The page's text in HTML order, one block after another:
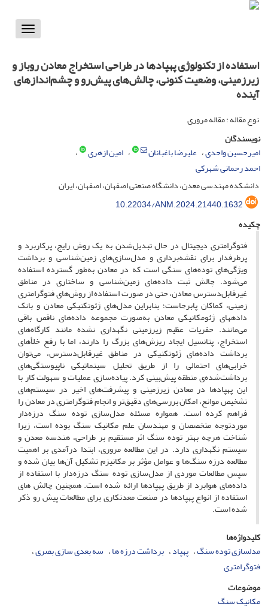
Toggle
استفاده از تکنولوژی پهپادها در طراحی استخراج معادن روباز و
زیرزمینی، وضعیت کنونی، چالش‌های پیش‌رو و چشم‌اندازهای
آینده
نوع مقاله : مقاله مروری
نویسندگان
امیرحسین واحدی علیرضا باغبانان
امین ازهری
احمد رحمانی شهرکی
دانشکده مهندسی معدن، دانشگاه صنعتی اصفهان، اصفهان، ایران
10.22034/ANM.2024.21440.1632
چکیده
فتوگرامتری دیجیتال در حال تبدیل‌شدن به یک روش رایج، پرکاربرد و
پرطرفدار برای نقشه‌برداری و مدل‌سازی‌های زمین‌شناسی و برداشت
ویژگی‌های توده‌های سنگی است که در معادن به‌طور گسترده استفاده
می‌شود. چالش ثبت داده‌های زمین‌شناسی و ساختاری در مناطق
غیرقابل‌دسترس معادن، حتی در صورت استفاده از روش‌های فتوگرامتری
زمینی، کماکان پابرجاست؛ بنابراین مدل‌های ژئوتکنیکی معادن و بانک
داده­های ژئومکانیکی معادن به‌صورت مجموعه داده‌های ناقص باقی
می‌مانند. حفریات عظیم زیرزمینی نگهداری نشده مانند کارگاه‌های
استخراج، پتانسیل ایجاد ریزش‌های بزرگ را دارند، اما با رفع خلأهای
برداشت داده‌های ژئوتکنیکی در مناطق غیرقابل‌دسترس، می‌توان
خرابی‌های احتمالی را از طریق تحلیل سینماتیکی ناپیوستگی‌های
برداشت‌شده‌ی منطقه پیش‌بینی کرد. پیاده‌سازی عملیات و سهولت کار با
این پهپادها در معادن زیرزمینی و پیشرفت‌های اخیر در سیستم‌های
تشخیص موانع، امکان بررسی‌های دقیق‌تر و انجام فتوگرامتری در معادن را
فراهم کرده است. همواره مسئله مدل‌سازی توده سنگ درزه‌دار
موردتوجه متخصصان و مهندسان علم مکانیک سنگ بوده است، زیرا
شناخت هرچه بهتر توده سنگ اثر مستقیم بر طراحی، هندسه معدن و
سیستم نگهداری دارد. در این مطالعه مروری، ابتدا درآمدی بر اهمیت
مطالعه درزه سنگ‌ها و عوامل مؤثر بر مکانیزم تشکیل آن‌ها بیان شده و
سپس مطالعات موردی از مدل‌سازی توده سنگ درزه‌دار با استفاده از
داده‌های هوابرد از طریق پهپادها ارائه شده است. همچنین چالش های
استفاده از انواع پهپادها در صنعت معدنکاری برای مطالعات پیش رو ذکر
شده است.
کلیدواژه‌ها
مدلسازی توده سنگ پهپاد برداشت درزه ها سه بعدی سازی بصری
فتوگرامتری
موضوعات
مکانیک سنگ